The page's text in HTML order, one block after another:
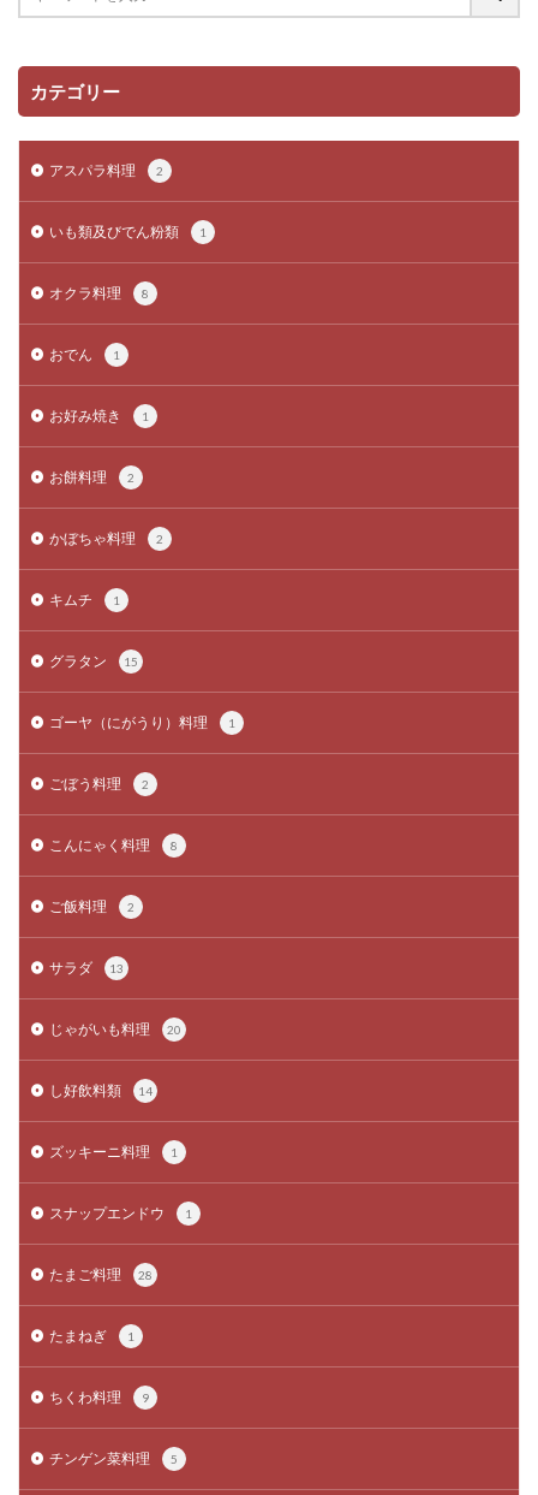
カテゴリー
アスパラ料理 2
いも類及びでん粉類 1
オクラ料理 8
おでん 1
お好み焼き 1
お餅料理 2
かぼちゃ料理 2
キムチ 1
グラタン 15
ゴーヤ（にがうり）料理 1
ごぼう料理 2
こんにゃく料理 8
ご飯料理 2
サラダ 13
じゃがいも料理 20
し好飲料類 14
ズッキーニ料理 1
スナップエンドウ 1
たまご料理 28
たまねぎ 1
ちくわ料理 9
チンゲン菜料理 5